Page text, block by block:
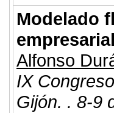
Modelado
Alfonso
IX
Gijón. . 8-9